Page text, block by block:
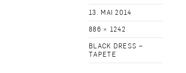
13. MAI 2014
886 × 1242
BLACK DRESS –
TAPETE